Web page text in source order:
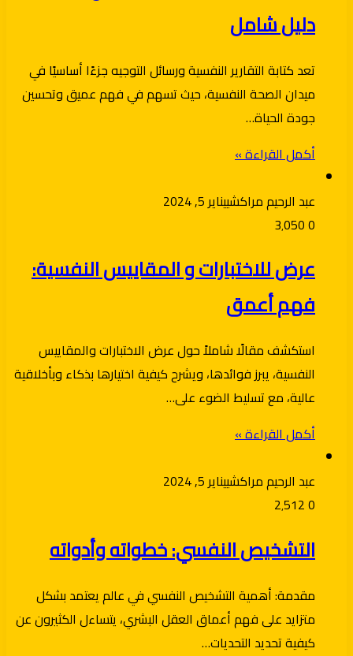
دليل شامل
تعد كتابة التقارير النفسية ورسائل التوجيه جزءًا أساسيًا في
ميدان الصحة النفسية، حيث تسهم في فهم عميق وتحسين
جودة الحياة…
أكمل القراءة »
عبد الرحيم مراكشييناير 5, 2024
0
عرض للاختبارات و المقاييس النفسية:
فهم أعمق
استكشف مقالًا شاملاً حول عرض الاختبارات والمقاييس
النفسية، يبرز فوائدها، ويشرح كيفية اختيارها بذكاء وبأخلاقية
عالية، مع تسليط الضوء على…
أكمل القراءة »
عبد الرحيم مراكشييناير 5, 2024
0
التشخيص النفسي: خطواته وأدواته
مقدمة: أهمية التشخيص النفسي في عالم يعتمد بشكل
متزايد على فهم أعماق العقل البشري، يتساءل الكثيرون عن
كيفية تحديد التحديات…